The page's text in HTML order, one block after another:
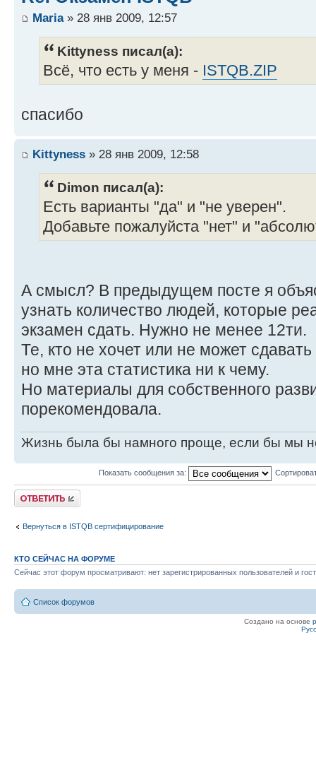
Maria» 28 янв 2009, 12:57
Kittyness писал(а):
Всё, что есть у меня - ISTQB.ZIP
спасибо
Kittyness » 28 янв 2009, 12:58
Dimon писал(а):
Есть варианты "да" и "не уверен".
Добавьте пожалуйста "нет" и
А смысл? В предыдущем посте я
узнать количество людей, которые
экзамен сдать. Нужно не менее 12ти.
Те, кто не хочет или не может
но мне эта статистика ни к чему.
Но материалы для собственного
порекомендовала.
Жизнь была бы намного проще, если бы мы
Показать сообщения за:
Ответить
Вернуться в ISTQB сертифицирование
КТО СЕЙЧАС НА ФОРУМЕ
Сейчас этот форум просматривают: нет зарегистрированных пользователей и
Список форумов
Создано на основе